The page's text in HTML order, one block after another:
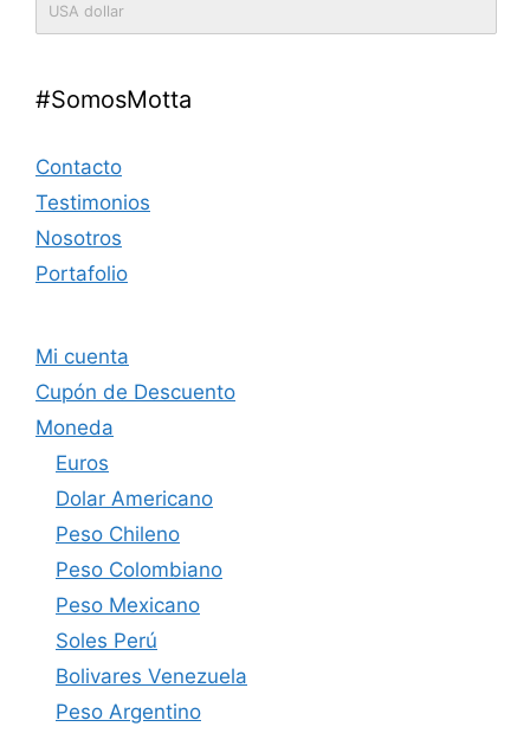
USA dollar
#SomosMotta
Contacto
Testimonios
Nosotros
Portafolio
Mi cuenta
Cupón de Descuento
Moneda
Euros
Dolar Americano
Peso Chileno
Peso Colombiano
Peso Mexicano
Soles Perú
Bolivares Venezuela
Peso Argentino